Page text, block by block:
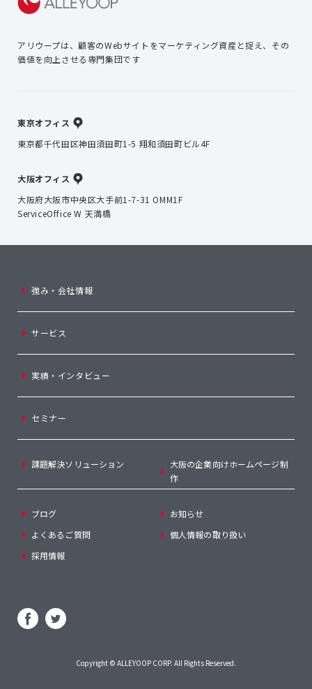
アリウープは、顧客のWebサイトをマーケティング資産と捉え、 その
価値を向上させる専門集団です
東京オフィス
東京都千代田区神田須田町1-5 翔和須田町ビル4F
大阪オフィス
大阪府大阪市中央区大手前1-7-31 OMM1F
ServiceOffice W 天満橋
強み・会社情報
サービス
実績・インタビュー
セミナー
課題解決ソリューション
大阪の企業向けホームページ制
作
ブログ
お知らせ
よくあるご質問
個人情報の取り扱い
採用情報
Copyright © ALLEYOOP CORP. All Rights Reserved.